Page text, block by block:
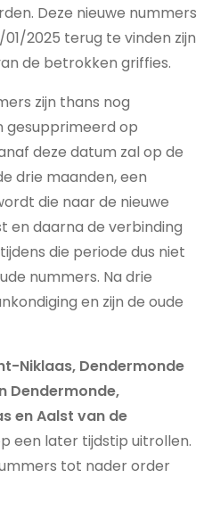
Deze nieuwe nummers
2025 terug te vinden zijn
de betrokken griffies.
zijn thans nog
gesupprimeerd op
deze datum zal op de
drie maanden, een
die naar de nieuwe
en daarna de verbinding
die periode dus niet
nummers. Na drie
en zijn de oude
Niklaas, Dendermonde
Dendermonde,
en Aalst van de
een later tijdstip uitrollen.
tot nader order